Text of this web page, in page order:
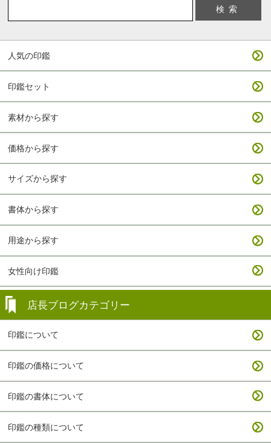
人気の印鑑
印鑑セット
素材から探す
価格から探す
サイズから探す
書体から探す
用途から探す
女性向け印鑑
店長ブログカテゴリー
印鑑について
印鑑の価格について
印鑑の書体について
印鑑の種類について